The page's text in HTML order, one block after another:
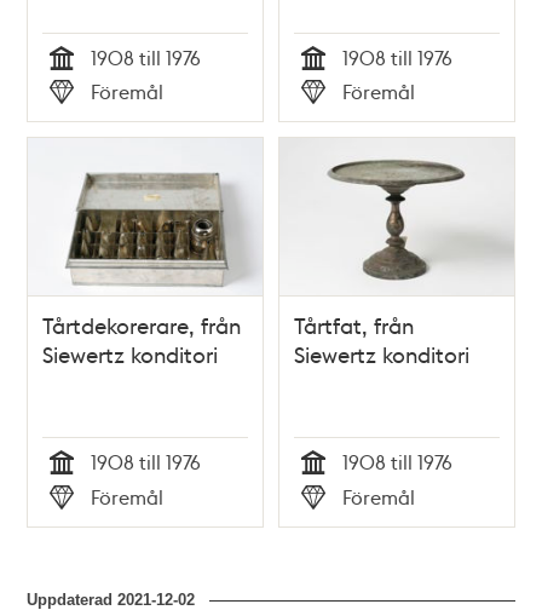
Tid
1908 till 1976
Typ
Föremål Tid
1908 till 1976
Typ
Föremål
Tårtdekorerare, från
Siewertz konditori
Tid
1908 till 1976
Typ
Föremål
Tårtfat, från
Siewertz konditori
Tid
1908 till 1976
Typ
Föremål
Uppdaterad2021-12-02